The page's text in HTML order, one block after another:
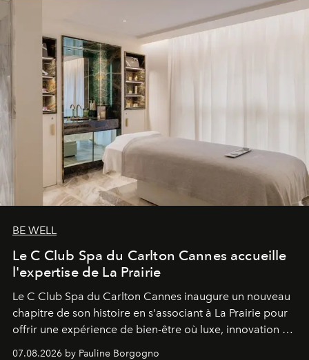
BE WELL
Le C Club Spa du Carlton Cannes accueille
l'expertise de La Prairie
Le C Club Spa du Carlton Cannes inaugure un nouveau
chapitre de son histoire en s'associant à La Prairie pour
offrir une expérience de bien-être où luxe, innovation et
07.08.2026 by Pauline Borgogno